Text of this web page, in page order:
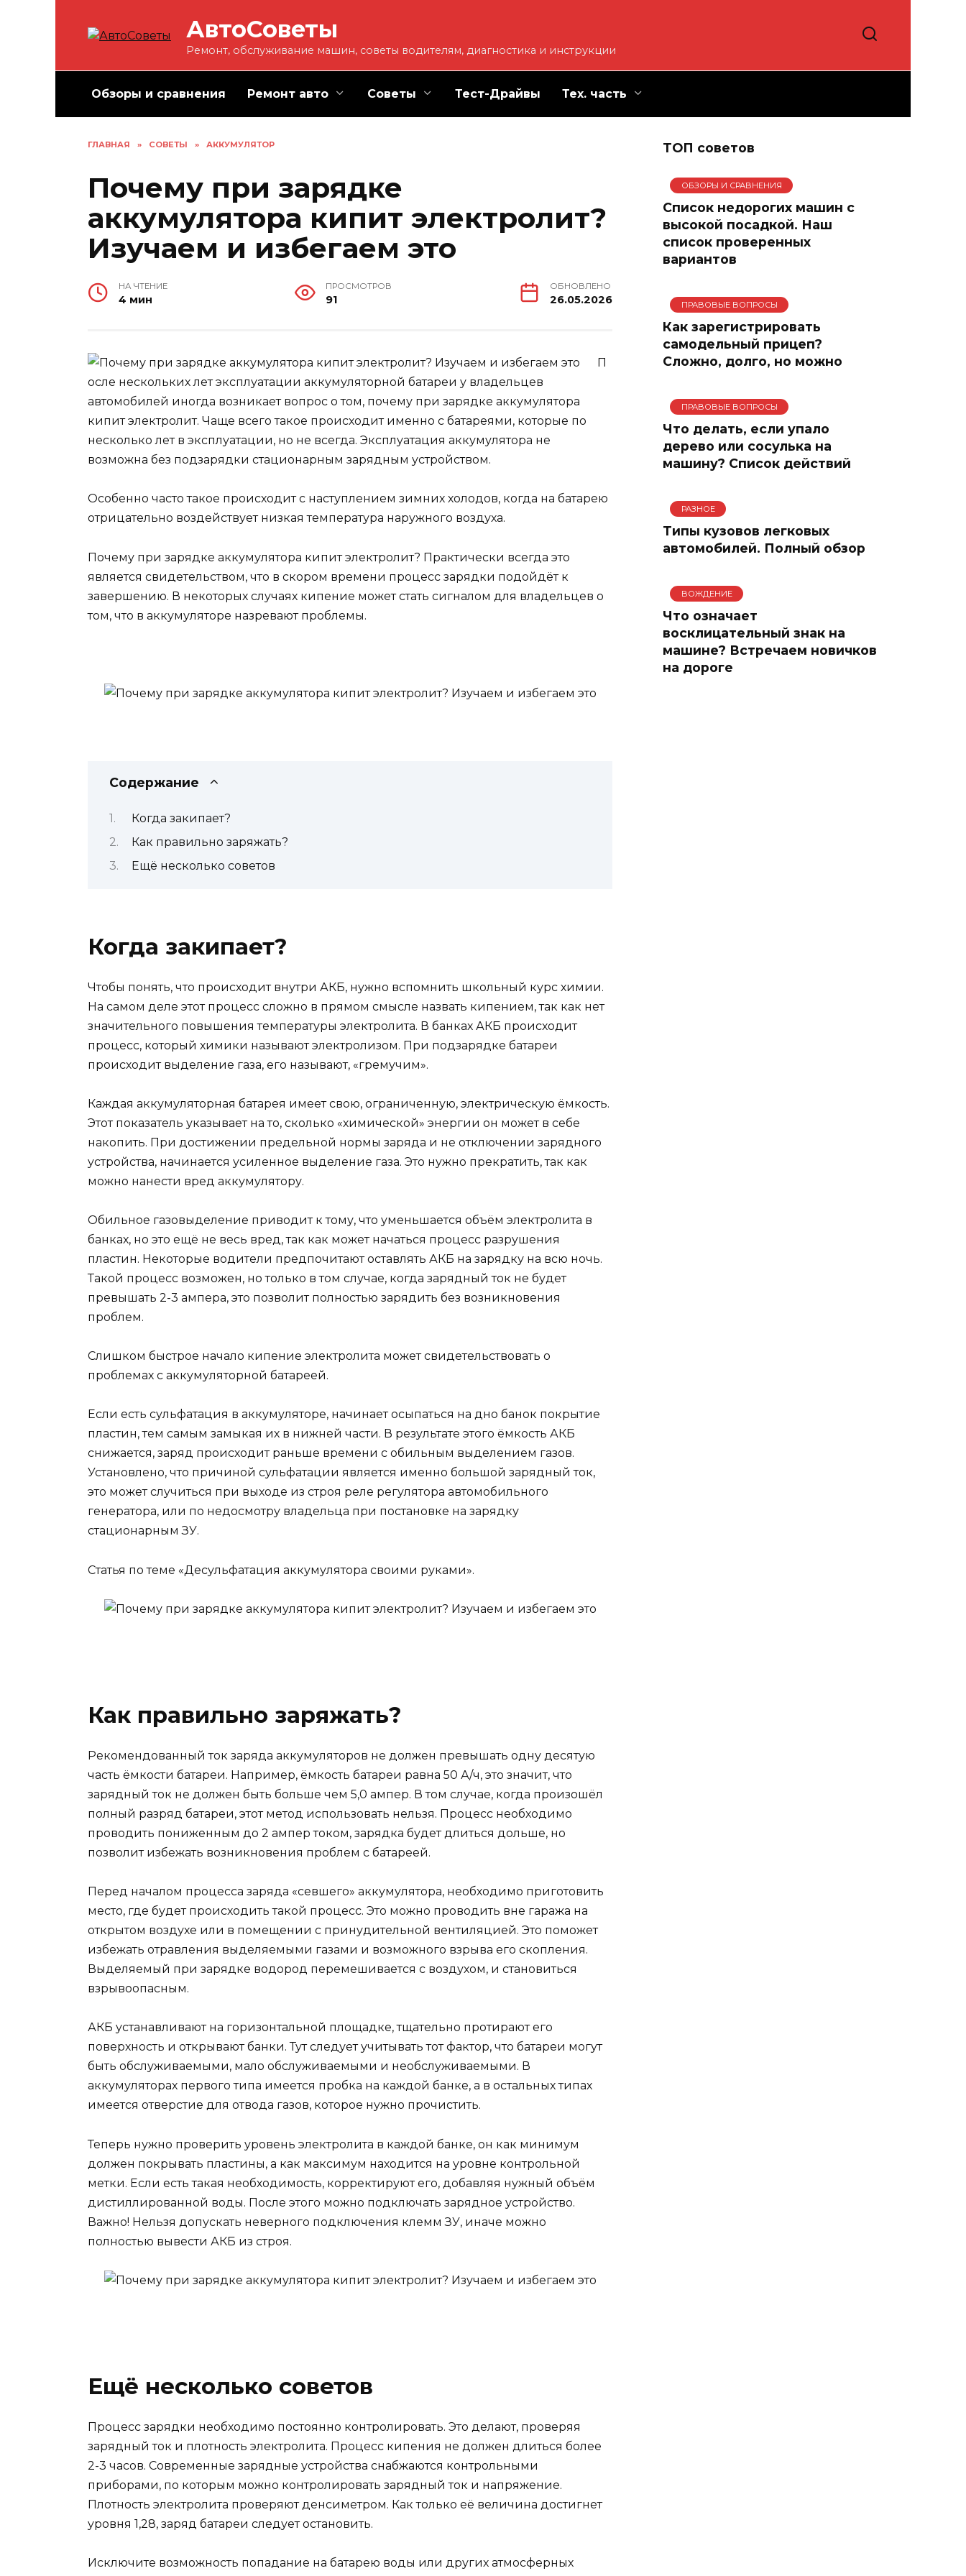
АвтоСоветы
Ремонт, обслуживание машин, советы водителям, диагностика и инструкции
Обзоры и сравнения Ремонт авто Советы Тест-Драйвы Тех. часть
ГЛАВНАЯ » СОВЕТЫ » АККУМУЛЯТОР
Почему при зарядке
аккумулятора кипит электролит?
Изучаем и избегаем это
НА ЧТЕНИЕ
4 мин
ПРОСМОТРОВ
91
ОБНОВЛЕНО
26.05.2026
П
осле нескольких лет эксплуатации аккумуляторной батареи у владельцев
автомобилей иногда возникает вопрос о том, почему при зарядке аккумулятора
кипит электролит. Чаще всего такое происходит именно с батареями, которые по
несколько лет в эксплуатации, но не всегда. Эксплуатация аккумулятора не
возможна без подзарядки стационарным зарядным устройством.
Особенно часто такое происходит с наступлением зимних холодов, когда на батарею
отрицательно воздействует низкая температура наружного воздуха.
Почему при зарядке аккумулятора кипит электролит? Практически всегда это
является свидетельством, что в скором времени процесс зарядки подойдёт к
завершению. В некоторых случаях кипение может стать сигналом для владельцев о
том, что в аккумуляторе назревают проблемы.
Содержание
Когда закипает?
Как правильно заряжать?
Ещё несколько советов
Когда закипает?
Чтобы понять, что происходит внутри АКБ, нужно вспомнить школьный курс химии.
На самом деле этот процесс сложно в прямом смысле назвать кипением, так как нет
значительного повышения температуры электролита. В банках АКБ происходит
процесс, который химики называют электролизом. При подзарядке батареи
происходит выделение газа, его называют, «гремучим».
Каждая аккумуляторная батарея имеет свою, ограниченную, электрическую ёмкость.
Этот показатель указывает на то, сколько «химической» энергии он может в себе
накопить. При достижении предельной нормы заряда и не отключении зарядного
устройства, начинается усиленное выделение газа. Это нужно прекратить, так как
можно нанести вред аккумулятору.
Обильное газовыделение приводит к тому, что уменьшается объём электролита в
банках, но это ещё не весь вред, так как может начаться процесс разрушения
пластин. Некоторые водители предпочитают оставлять АКБ на зарядку на всю ночь.
Такой процесс возможен, но только в том случае, когда зарядный ток не будет
превышать 2-3 ампера, это позволит полностью зарядить без возникновения
проблем.
Слишком быстрое начало кипение электролита может свидетельствовать о
проблемах с аккумуляторной батареей.
Если есть сульфатация в аккумуляторе, начинает осыпаться на дно банок покрытие
пластин, тем самым замыкая их в нижней части. В результате этого ёмкость АКБ
снижается, заряд происходит раньше времени с обильным выделением газов.
Установлено, что причиной сульфатации является именно большой зарядный ток,
это может случиться при выходе из строя реле регулятора автомобильного
генератора, или по недосмотру владельца при постановке на зарядку
стационарным ЗУ.
Статья по теме «Десульфатация аккумулятора своими руками».
Как правильно заряжать?
Рекомендованный ток заряда аккумуляторов не должен превышать одну десятую
часть ёмкости батареи. Например, ёмкость батареи равна 50 А/ч, это значит, что
зарядный ток не должен быть больше чем 5,0 ампер. В том случае, когда произошёл
полный разряд батареи, этот метод использовать нельзя. Процесс необходимо
проводить пониженным до 2 ампер током, зарядка будет длиться дольше, но
позволит избежать возникновения проблем с батареей.
Перед началом процесса заряда «севшего» аккумулятора, необходимо приготовить
место, где будет происходить такой процесс. Это можно проводить вне гаража на
открытом воздухе или в помещении с принудительной вентиляцией. Это поможет
избежать отравления выделяемыми газами и возможного взрыва его скопления.
Выделяемый при зарядке водород перемешивается с воздухом, и становиться
взрывоопасным.
АКБ устанавливают на горизонтальной площадке, тщательно протирают его
поверхность и открывают банки. Тут следует учитывать тот фактор, что батареи могут
быть обслуживаемыми, мало обслуживаемыми и необслуживаемыми. В
аккумуляторах первого типа имеется пробка на каждой банке, а в остальных типах
имеется отверстие для отвода газов, которое нужно прочистить.
Теперь нужно проверить уровень электролита в каждой банке, он как минимум
должен покрывать пластины, а как максимум находится на уровне контрольной
метки. Если есть такая необходимость, корректируют его, добавляя нужный объём
дистиллированной воды. После этого можно подключать зарядное устройство.
Важно! Нельзя допускать неверного подключения клемм ЗУ, иначе можно
полностью вывести АКБ из строя.
Ещё несколько советов
Процесс зарядки необходимо постоянно контролировать. Это делают, проверяя
зарядный ток и плотность электролита. Процесс кипения не должен длиться более
2-3 часов. Современные зарядные устройства снабжаются контрольными
приборами, по которым можно контролировать зарядный ток и напряжение.
Плотность электролита проверяют денсиметром. Как только её величина достигнет
уровня 1,28, заряд батареи следует остановить.
Исключите возможность попадание на батарею воды или других атмосферных
ТОП советов
ОБЗОРЫ И СРАВНЕНИЯ
Список недорогих машин с
высокой посадкой. Наш
список проверенных
вариантов
ПРАВОВЫЕ ВОПРОСЫ
Как зарегистрировать
самодельный прицеп?
Сложно, долго, но можно
ПРАВОВЫЕ ВОПРОСЫ
Что делать, если упало
дерево или сосулька на
машину? Список действий
РАЗНОЕ
Типы кузовов легковых
автомобилей. Полный обзор
ВОЖДЕНИЕ
Что означает
восклицательный знак на
машине? Встречаем новичков
на дороге